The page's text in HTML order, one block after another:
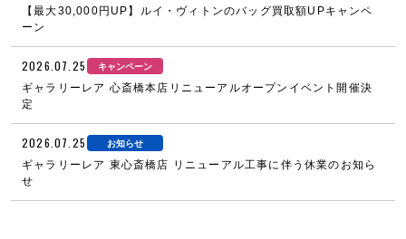
【最大30,000円UP】ルイ・ヴィトンのバッグ買取額UPキャンペ
ーン
2026.07.25 キャンペーン
ギャラリーレア 心斎橋本店リニューアルオープンイベント開催決
定
2026.07.25 お知らせ
ギャラリーレア 東心斎橋店 リニューアル工事に伴う休業のお知ら
せ